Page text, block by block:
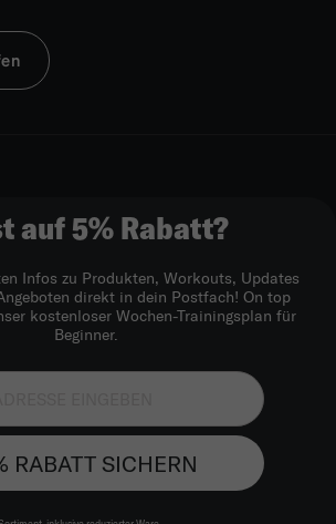
auf 5% Rabatt?
Infos zu Produkten, Workouts, Updates
direkt in dein Postfach! On top
kostenloser Wochen-Trainingsplan für
Beginner.
RABATT SICHERN